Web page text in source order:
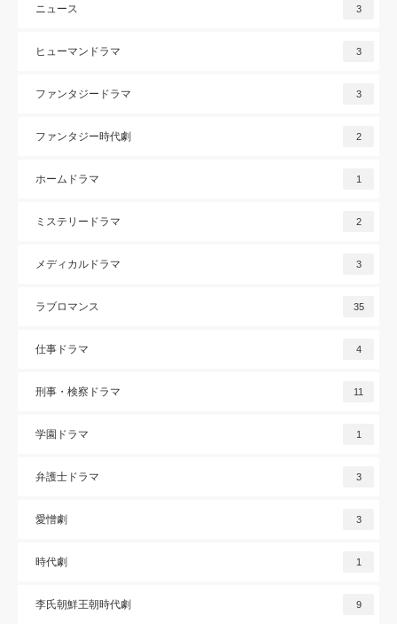
ニュース 3
ヒューマンドラマ 3
ファンタジードラマ 3
ファンタジー時代劇 2
ホームドラマ 1
ミステリードラマ 2
メディカルドラマ 3
ラブロマンス 35
仕事ドラマ 4
刑事・検察ドラマ 11
学園ドラマ 1
弁護士ドラマ 3
愛憎劇 3
時代劇 1
李氏朝鮮王朝時代劇 9